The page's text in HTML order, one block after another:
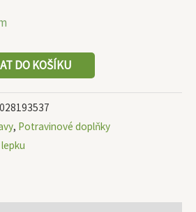
DO KOŠÍKU
, Potravinové doplňky